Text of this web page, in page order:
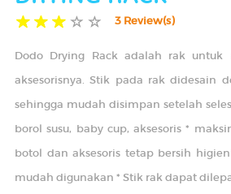
3 Review(s)
Dodo Drying Rack adalah rak untuk
aksesorisnya. Stik pada rak didesain
sehingga mudah disimpan setelah
borol susu, baby cup, aksesoris *
botol dan aksesoris tetap bersih
mudah digunakan * Stik rak dapat